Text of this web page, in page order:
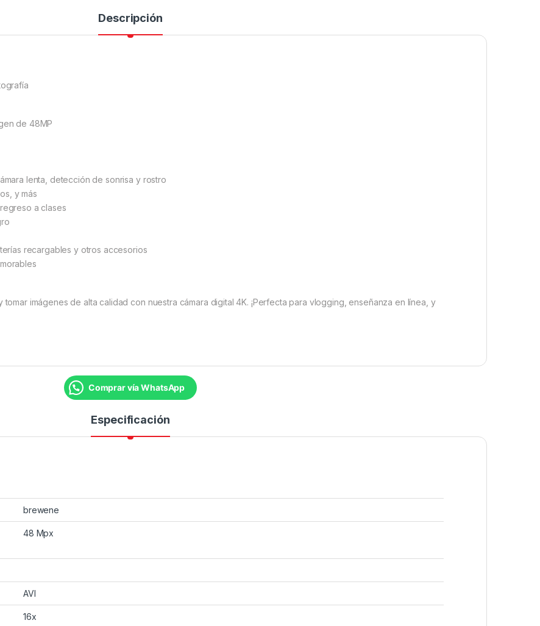
Descripción
de 48MP
lenta, detección de sonrisa y rostro
y más
a clases
recargables y otros accesorios
imágenes de alta calidad con nuestra cámara digital 4K. ¡Perfecta para vlogging, enseñanza en línea, y
Comprar vía WhatsApp
Especificación
brewene
48 Mpx
AVI
16x